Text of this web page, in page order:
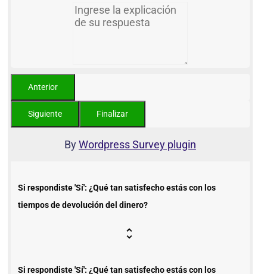
ByWordpress Survey plugin
Si respondiste 'Sí': ¿Qué tan satisfecho estás con los
tiempos de devolución del dinero?
Si respondiste 'Sí': ¿Qué tan satisfecho estás con los